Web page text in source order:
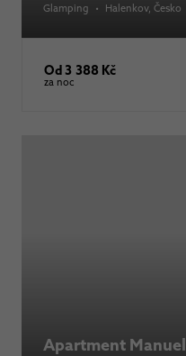
Glamping • Halenkov, Česko
Od 3 388 Kč
za noc
Apartment Manuel